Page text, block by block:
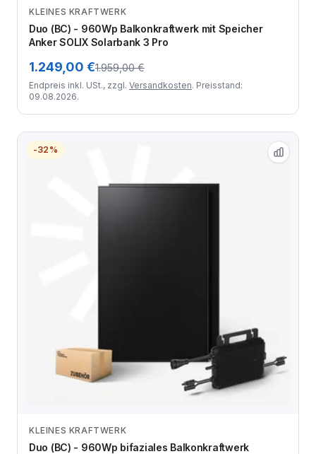
Zum Angebot
KLEINES KRAFTWERK
Duo (BC) - 960Wp Balkonkraftwerk mit Speicher
Anker SOLIX Solarbank 3 Pro
1.249,00 €1.959,00 €
Endpreis inkl. USt., zzgl. Versandkosten. Preisstand:
09.08.2026.
-32%
Zum Angebot
KLEINES KRAFTWERK
Duo (BC) - 960Wp bifaziales Balkonkraftwerk